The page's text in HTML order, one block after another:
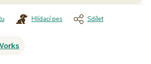
Hlídací pes Sdílet